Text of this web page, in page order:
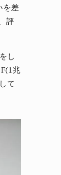
を差
評
し
兆
て